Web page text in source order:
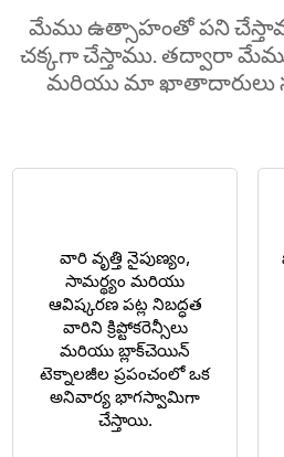
మేము ఉత్సాహంతో పని
చక్కగా చేస్తాము. తద్వారా
మరియు మా ఖాతాదారులు
వారి వృత్తి నైపుణ్యం,
సామర్థ్యం మరియు
ఆవిష్కరణ పట్ల నిబద్ధత
వారిని క్రిప్టోకరెన్సీలు
మరియు బ్లాక్‌చెయిన్
టెక్నాలజీల ప్రపంచంలో ఒక
అనివార్య భాగస్వామిగా
చేస్తాయి.